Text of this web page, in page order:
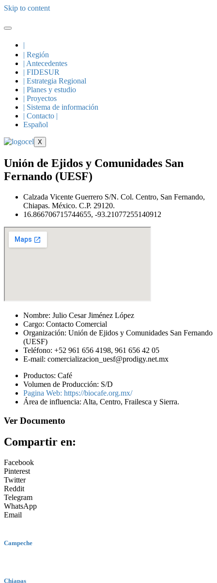
Skip to content
|
| Región
| Antecedentes
| FIDESUR
| Estrategia Regional
| Planes y estudio
| Proyectos
| Sistema de información
| Contacto |
Español
X
Unión de Ejidos y Comunidades San
Fernando (UESF)
Calzada Vicente Guerrero S/N. Col. Centro, San Fernando,
Chiapas. México. C.P. 29120.
16.866706715744655, -93.21077255140912
Nombre: Julio Cesar Jiménez López
Cargo: Contacto Comercial
Organización: Unión de Ejidos y Comunidades San Fernando
(UESF)
Teléfono: +52 961 656 4198, 961 656 42 05
E-mail: comercializacion_uesf@prodigy.net.mx
Productos: Café
Volumen de Producción: S/D
Pagina Web: https://biocafe.org.mx/
Área de influencia: Alta, Centro, Frailesca y Sierra.
Ver Documento
Compartir en:
Facebook
Pinterest
Twitter
Reddit
Telegram
WhatsApp
Email
Campeche
Chiapas